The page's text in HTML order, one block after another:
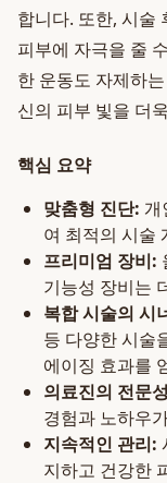
합니다. 또한, 시술
피부에 자극을 줄
한 운동도 자제하
신의 피부 빛을 더
핵심 요약
맞춤형 진단: 개
여 최적의 시술
프리미엄 장비:
기능성 장비는
복합 시술의 시
등 다양한 시술
에이징 효과를
의료진의 전문
경험과 노하우
지속적인 관리:
지하고 건강한